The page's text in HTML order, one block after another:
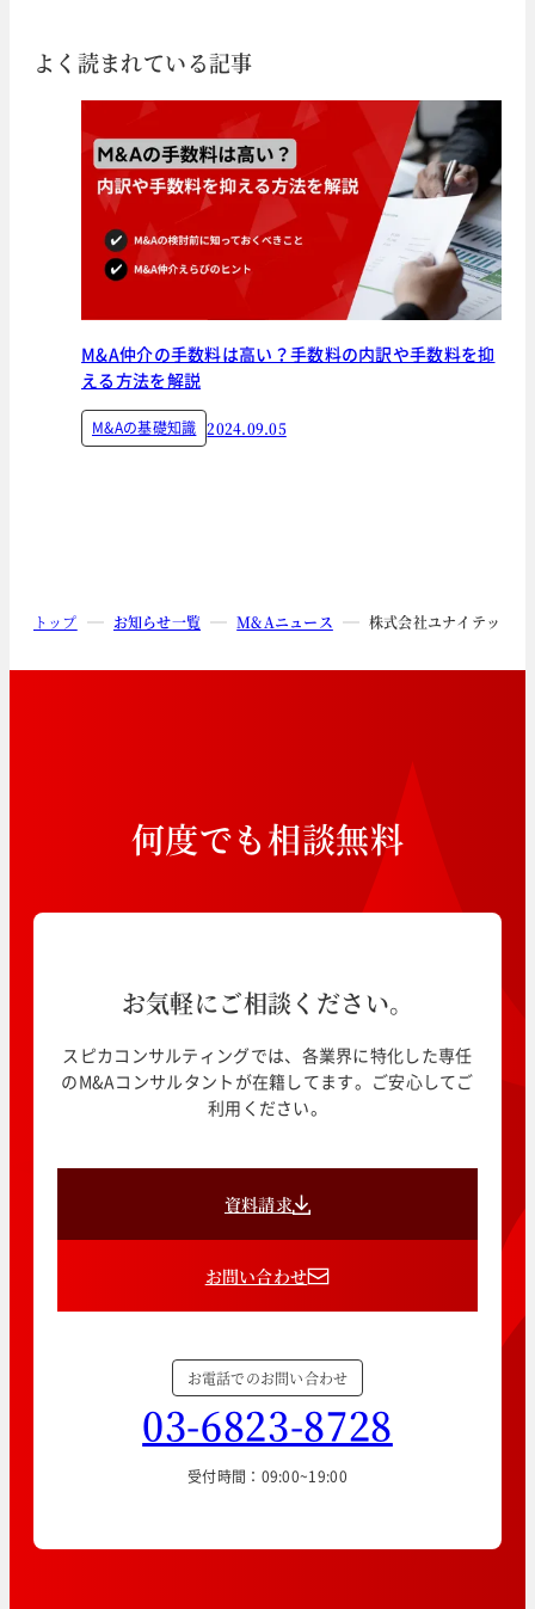
よく読まれている記事
M&A仲介の手数料は高い？手数料の内訳や手数料を抑
える方法を解説
M&Aの基礎知識 2024.09.05
トップ お知らせ一覧 M&Aニュース 株式会社ユナイテッド
何度でも相談無料
お気軽にご相談ください。
スピカコンサルティングでは、各業界に特化した専任
のM&Aコンサルタントが在籍してます。ご安心してご
利用ください。
資料請求
お問い合わせ
お電話でのお問い合わせ
03-6823-8728
受付時間：09:00~19:00